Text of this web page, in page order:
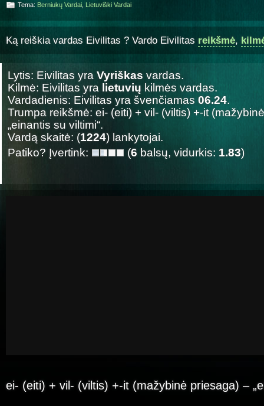
Tema: Berniukų Vardai Lietuviški Vardai
Ką reiškia vardas Eivilitas ? Vardo Eivilitas reikšmė,
Lytis: Eivilitas yra Vyriškas vardas.
Kilmė: Eivilitas yra lietuvių kilmės vardas.
Vardadienis: Eivilitas yra švenčiamas 06.24.
Trumpa reikšmė: ei- (eiti) + vil- (viltis) +-it
„einantis su viltimi“.
Vardą skaitė: (1224) lankytojai.
Patiko? Įvertink:
(6 balsų, vidurkis: 1.83)
ei- (eiti) + vil- (viltis) +-it (mažybinė priesaga) –